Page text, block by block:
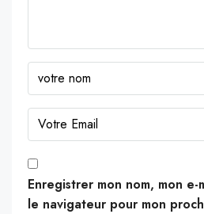
Enregistrer mon nom, mon
le navigateur pour mon